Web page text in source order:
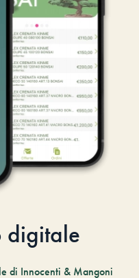
digitale
di Innocenti & Mangoni